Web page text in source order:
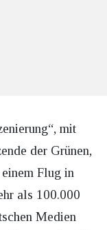
mit
der Grünen,
Flug in
als 100.000
Medien